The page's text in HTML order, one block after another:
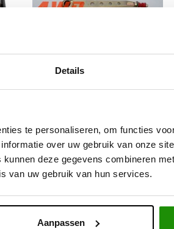
Details
te personaliseren, om functies
over uw gebruik van onze
deze gegevens combineren
van uw gebruik van hun services.
Aanpassen
€495,04 Excl. btw
€599,00 Incl. btw